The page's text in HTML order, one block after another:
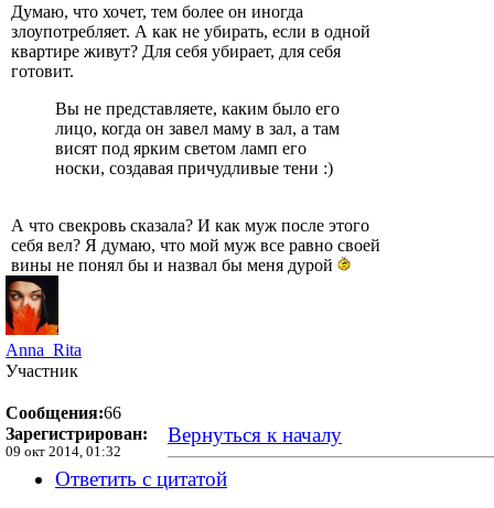
Думаю, что хочет, тем более он иногда
злоупотребляет. А как не убирать, если в одной
квартире живут? Для себя убирает, для себя
готовит.
Вы не представляете, каким было его
лицо, когда он завел маму в зал, а там
висят под ярким светом ламп его
носки, создавая причудливые тени :)
А что свекровь сказала? И как муж после этого
себя вел? Я думаю, что мой муж все равно своей
вины не понял бы и назвал бы меня дурой
Anna_Rita
Участник
Сообщения:66
Зарегистрирован:
09 окт 2014, 01:32
Вернуться к началу
Ответить с цитатой